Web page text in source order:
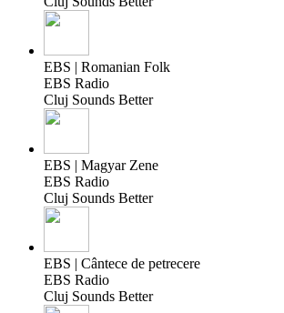
EBS | Romanian Folk
EBS Radio
Cluj Sounds Better
EBS | Magyar Zene
EBS Radio
Cluj Sounds Better
EBS | Cântece de petrecere
EBS Radio
Cluj Sounds Better